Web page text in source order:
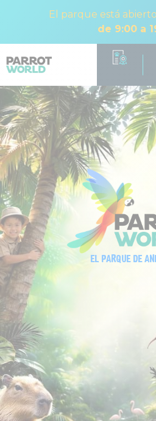
El parque está
de 9:00 a
EL PARQUE DE